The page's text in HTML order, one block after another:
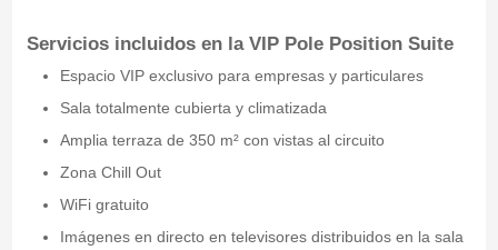
Servicios incluidos en la VIP Pole Position Suite
Espacio VIP exclusivo para empresas y particulares
Sala totalmente cubierta y climatizada
Amplia terraza de 350 m² con vistas al circuito
Zona Chill Out
WiFi gratuito
Imágenes en directo en televisores distribuidos en la sala